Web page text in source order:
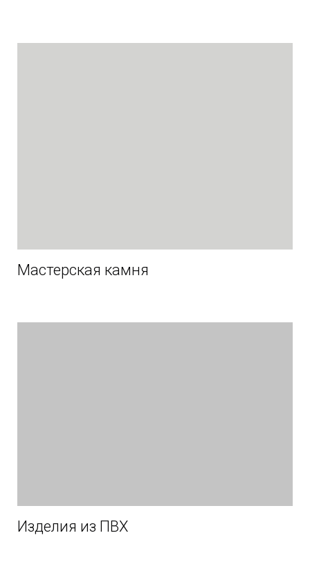
Мастерская камня
Изделия из ПВХ